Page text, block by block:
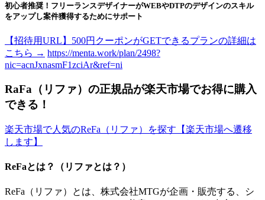
初心者推奨！フリーランスデザイナーがWEBやDTPのデザインのスキル
をアップし案件獲得するためにサポート
【招待用URL】500円クーポンがGETできるプランの詳細は
こちら → https://menta.work/plan/2498?
nic=acnJxnasmF1zciAr&ref=ni
RaFa（リファ）の正規品が楽天市場でお得に購入
できる！
楽天市場で人気のReFa（リファ）を探す【楽天市場へ遷移
します】
ReFaとは？（リファとは？）
ReFa（リファ）とは、株式会社MTGが企画・販売する、シ